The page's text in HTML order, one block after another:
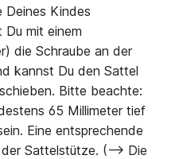
Kindes
Du mit einem
die Schraube an der
kannst Du den Sattel
Bitte beachte:
65 Millimeter tief
Eine entsprechende
Sattelstütze. (–> Die